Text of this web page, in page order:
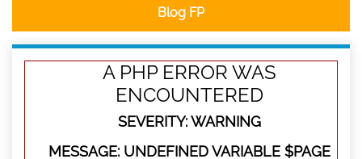
Blog FP
A PHP ERROR WAS
ENCOUNTERED
SEVERITY: WARNING
MESSAGE: UNDEFINED VARIABLE $PAGE